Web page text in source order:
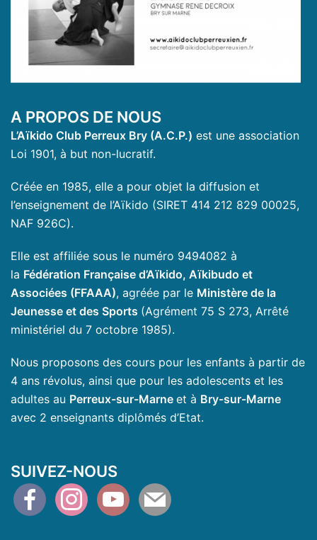
A PROPOS DE NOUS
L’Aïkido Club Perreux Bry (A.C.P.) est une association
Loi 1901, à but non-lucratif.
Créée en 1985, elle a pour objet la diffusion et
l’enseignement de l’Aïkido (SIRET 414 212 829 00025,
NAF 926C).
Elle est affiliée sous le numéro 9494082 à
la Fédération Française d’Aïkido, Aïkibudo et
Associées (FFAAA), agréée par le Ministère de la
Jeunesse et des Sports (Agrément 75 S 273, Arrêté
ministériel du 7 octobre 1985).
Nous proposons des cours pour les enfants à partir de
4 ans révolus, ainsi que pour les adolescents et les
adultes au Perreux-sur-Marne et à Bry-sur-Marne
avec 2 enseignants diplômés d’Etat.
SUIVEZ-NOUS
facebookinstagramyoutubemail